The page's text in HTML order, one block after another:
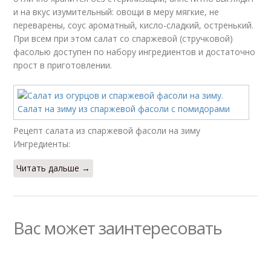
и на вкус изумительный: овощи в меру мягкие, не
переварены, соус ароматный, кисло-сладкий, остренький.
При всем при этом салат со спаржевой (стручковой)
фасолью доступен по набору ингредиентов и достаточно
прост в приготовлении.
Рецепт салата из спаржевой фасоли на зиму
Ингредиенты:
Читать дальше →
Вас может заинтересовать